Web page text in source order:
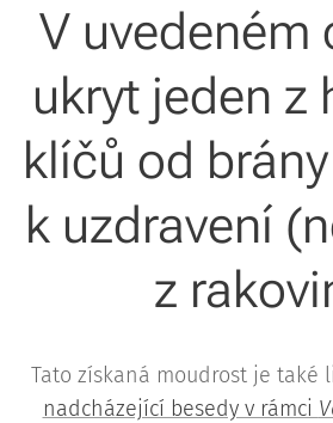
V uvedeném
ukryt jeden z
klíčů od
k uzdravení
z
Tato získaná moudrost je také
nadcházející besedy v rámci